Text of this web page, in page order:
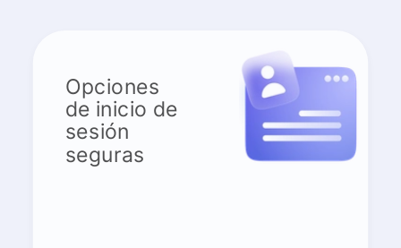
Opciones
de inicio de
sesión
seguras